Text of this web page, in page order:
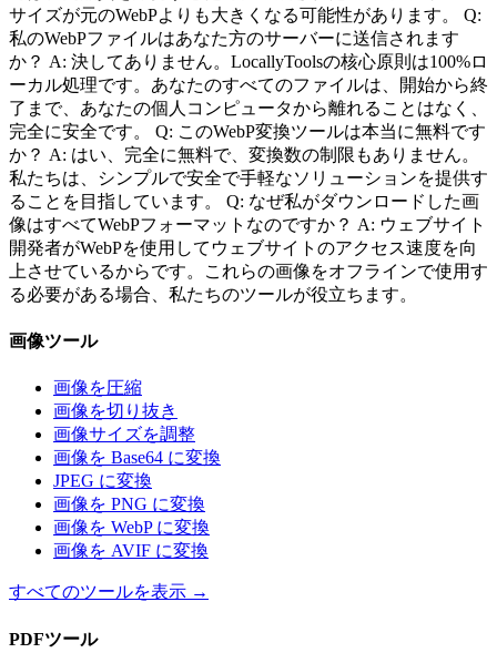
サイズが元のWebPよりも大きくなる可能性があります。 Q:
私のWebPファイルはあなた方のサーバーに送信されます
か？ A: 決してありません。LocallyToolsの核心原則は100%ロ
ーカル処理です。あなたのすべてのファイルは、開始から終
了まで、あなたの個人コンピュータから離れることはなく、
完全に安全です。 Q: このWebP変換ツールは本当に無料です
か？ A: はい、完全に無料で、変換数の制限もありません。
私たちは、シンプルで安全で手軽なソリューションを提供す
ることを目指しています。 Q: なぜ私がダウンロードした画
像はすべてWebPフォーマットなのですか？ A: ウェブサイト
開発者がWebPを使用してウェブサイトのアクセス速度を向
上させているからです。これらの画像をオフラインで使用す
る必要がある場合、私たちのツールが役立ちます。
画像ツール
画像を圧縮
画像を切り抜き
画像サイズを調整
画像を Base64 に変換
JPEG に変換
画像を PNG に変換
画像を WebP に変換
画像を AVIF に変換
すべてのツールを表示 →
PDFツール